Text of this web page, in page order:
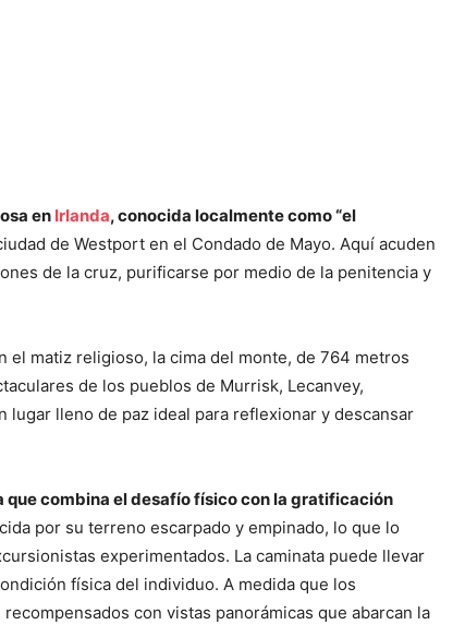
en Irlanda, conocida localmente como “el
de Westport en el Condado de Mayo. Aquí acuden
de la cruz, purificarse por medio de la penitencia y
el matiz religioso, la cima del monte, de 764 metros
de los pueblos de Murrisk, Lecanvey,
lugar lleno de paz ideal para reflexionar y descansar
que combina el desafío físico con la gratificación
por su terreno escarpado y empinado, lo que lo
experimentados. La caminata puede llevar
física del individuo. A medida que los
con vistas panorámicas que abarcan la